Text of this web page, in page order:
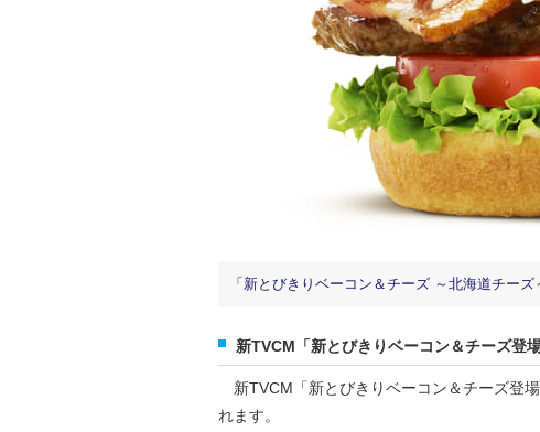
「新とびきりベーコン＆チーズ ～北海道チー
新TVCM「新とびきりベーコン＆チーズ登
新TVCM「新とびきりベーコン＆チーズ登
れます。